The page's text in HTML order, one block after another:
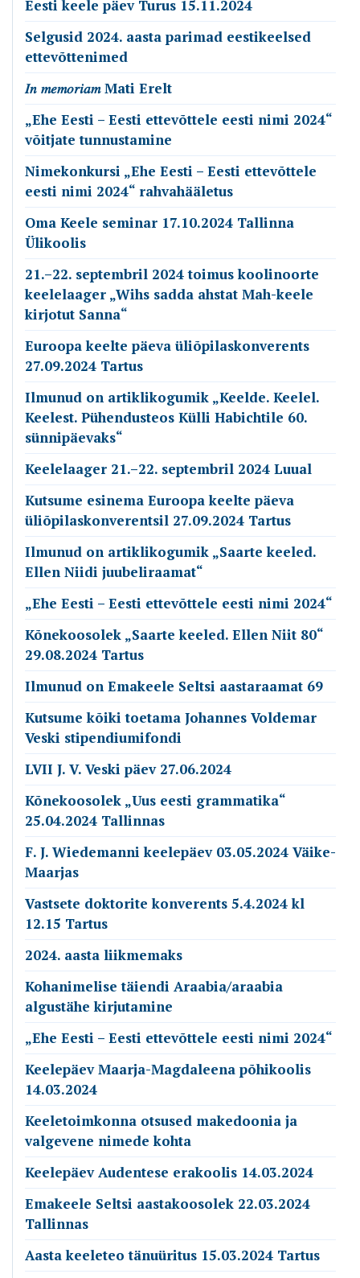
Eesti keele päev Turus 15.11.2024
Selgusid 2024. aasta parimad eestikeelsed
ettevõttenimed
𝐼𝑛 𝑚𝑒𝑚𝑜𝑟𝑖𝑎𝑚 Mati Erelt
„Ehe Eesti – Eesti ettevõttele eesti nimi 2024“
võitjate tunnustamine
Nimekonkursi „Ehe Eesti – Eesti ettevõttele
eesti nimi 2024“ rahvahääletus
Oma Keele seminar 17.10.2024 Tallinna
Ülikoolis
21.–22. septembril 2024 toimus koolinoorte
keelelaager „Wihs sadda ahstat Mah-keele
kirjotut Sanna“
Euroopa keelte päeva üliõpilaskonverents
27.09.2024 Tartus
Ilmunud on artiklikogumik „Keelde. Keelel.
Keelest. Pühendusteos Külli Habichtile 60.
sünnipäevaks“
Keelelaager 21.–22. septembril 2024 Luual
Kutsume esinema Euroopa keelte päeva
üliõpilaskonverentsil 27.09.2024 Tartus
Ilmunud on artiklikogumik „Saarte keeled.
Ellen Niidi juubeliraamat“
„Ehe Eesti – Eesti ettevõttele eesti nimi 2024“
Kõnekoosolek „Saarte keeled. Ellen Niit 80“
29.08.2024 Tartus
Ilmunud on Emakeele Seltsi aastaraamat 69
Kutsume kõiki toetama Johannes Voldemar
Veski stipendiumifondi
LVII J. V. Veski päev 27.06.2024
Kõnekoosolek „Uus eesti grammatika“
25.04.2024 Tallinnas
F. J. Wiedemanni keelepäev 03.05.2024 Väike-
Maarjas
Vastsete doktorite konverents 5.4.2024 kl
12.15 Tartus
2024. aasta liikmemaks
Kohanimelise täiendi Araabia/araabia
algustähe kirjutamine
„Ehe Eesti – Eesti ettevõttele eesti nimi 2024“
Keelepäev Maarja-Magdaleena põhikoolis
14.03.2024
Keeletoimkonna otsused makedoonia ja
valgevene nimede kohta
Keelepäev Audentese erakoolis 14.03.2024
Emakeele Seltsi aastakoosolek 22.03.2024
Tallinnas
Aasta keeleteo tänuüritus 15.03.2024 Tartus